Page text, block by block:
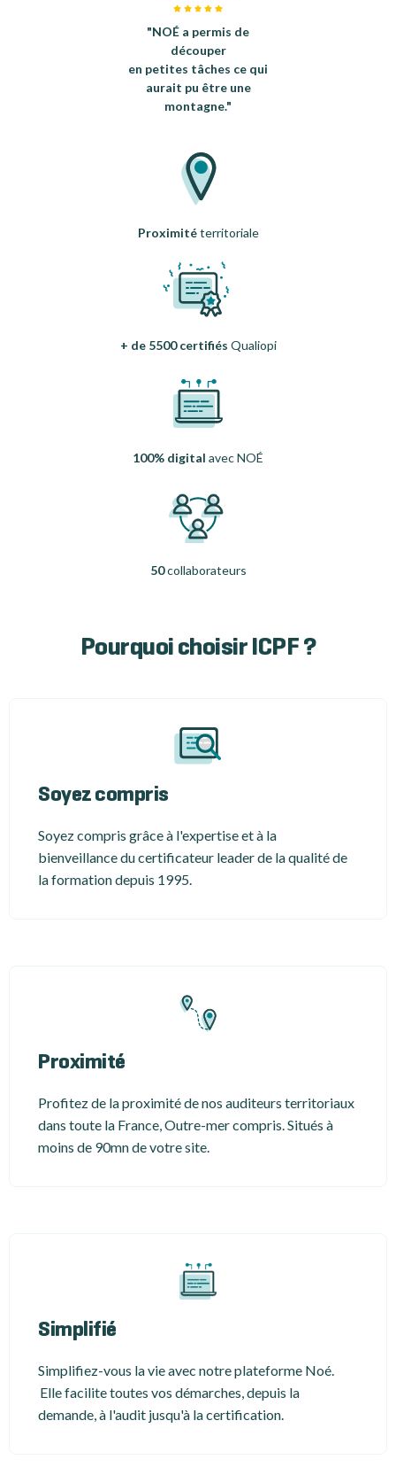
+ de 5500 certifiés Qualiopi
100% digital avec NOÉ
"NOÉ a permis de
découper
en petites tâches ce qui
aurait pu être une
montagne."
50collaborateurs
Proximitéterritoriale
Pourquoi choisir ICPF ?
Soyez compris
Soyez compris grâce à l'expertise et à la
bienveillance du certificateur leader de la qualité de
la formation depuis 1995.
Proximité
Profitez de la proximité de nos auditeurs territoriaux
dans toute la France, Outre-mer compris. Situés à
moins de 90mn de votre site.
Simplifié
Simplifiez-vous la vie avec notre plateforme Noé.
Elle facilite toutes vos démarches, depuis la
demande, à l'audit jusqu'à la certification.